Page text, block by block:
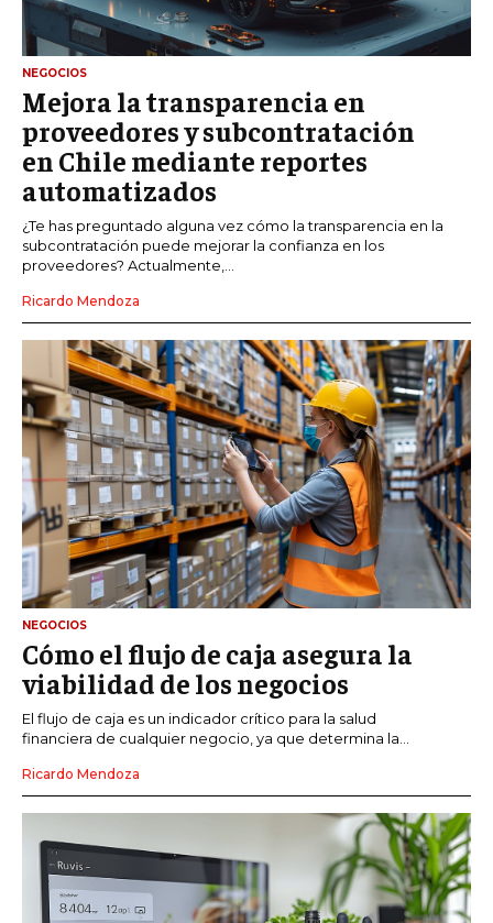
NEGOCIOS
Mejora la transparencia en
proveedores y subcontratación
en Chile mediante reportes
automatizados
¿Te has preguntado alguna vez cómo la transparencia en la
subcontratación puede mejorar la confianza en los
proveedores? Actualmente,...
Ricardo Mendoza
NEGOCIOS
Cómo el flujo de caja asegura la
viabilidad de los negocios
El flujo de caja es un indicador crítico para la salud
financiera de cualquier negocio, ya que determina la...
Ricardo Mendoza